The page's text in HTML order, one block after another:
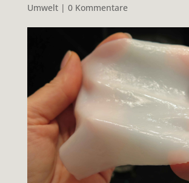
Umwelt| 0 Kommentare